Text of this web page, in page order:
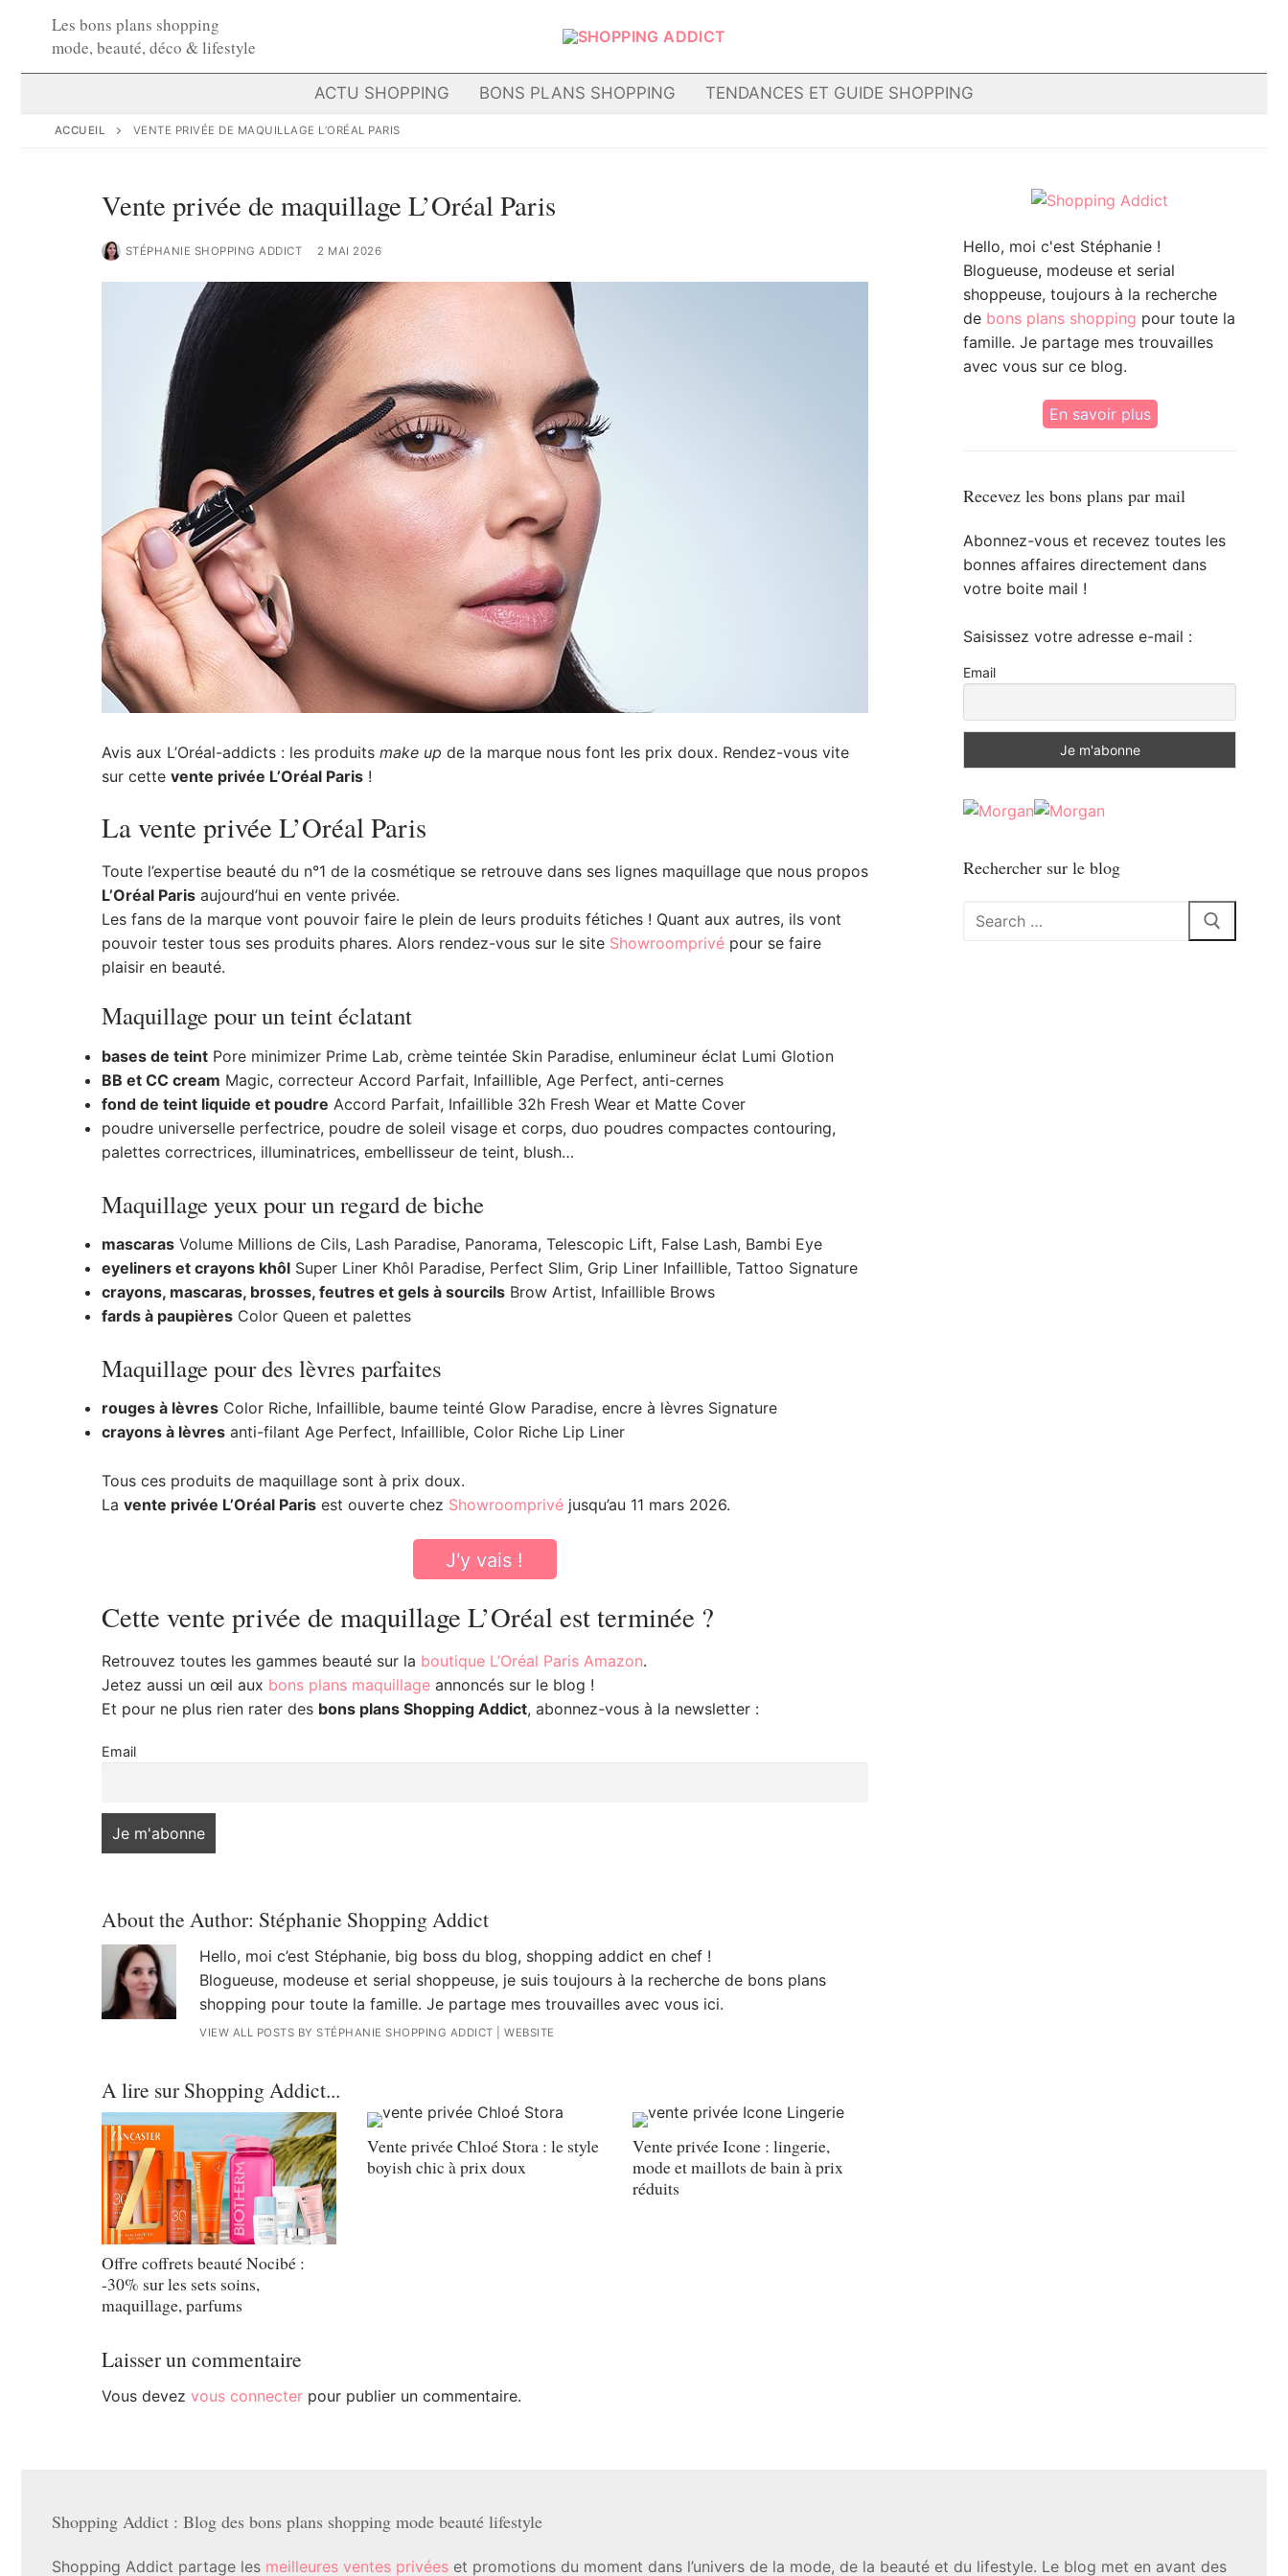
contenu
Les bons plans shopping
mode, beauté, déco & lifestyle
ACTU SHOPPING BONS PLANS SHOPPING TENDANCES ET GUIDE SHOPPING
ACCUEIL VENTE PRIVÉE DE MAQUILLAGE L’ORÉAL PARIS
Vente privée de maquillage L’Oréal Paris
STÉPHANIE SHOPPING ADDICT 2 MAI 2026
Avis aux L’Oréal-addicts : les produits make up de la marque nous font les prix doux. Rendez-vous vite
sur cette vente privée L’Oréal Paris!
La vente privée L’Oréal Paris
Toute l’expertise beauté du n°1 de la cosmétique se retrouve dans ses lignes maquillage que nous propos
L’Oréal Parisaujourd’hui en vente privée.
Les fans de la marque vont pouvoir faire le plein de leurs produits fétiches ! Quant aux autres, ils vont
pouvoir tester tous ses produits phares. Alors rendez-vous sur le site Showroomprivépour se faire
plaisir en beauté.
Maquillage pour un teint éclatant
bases de teintPore minimizer Prime Lab, crème teintée Skin Paradise, enlumineur éclat Lumi Glotion
BB et CC cream Magic, correcteur Accord Parfait, Infaillible, Age Perfect, anti-cernes
fond de teint liquide et poudre Accord Parfait, Infaillible 32h Fresh Wear et Matte Cover
poudre universelle perfectrice, poudre de soleil visage et corps, duo poudres compactes contouring,
palettes correctrices, illuminatrices, embellisseur de teint, blush…
Maquillage yeux pour un regard de biche
mascarasVolume Millions de Cils, Lash Paradise, Panorama, Telescopic Lift, False Lash, Bambi Eye
eyeliners et crayons khôlSuper Liner Khôl Paradise, Perfect Slim, Grip Liner Infaillible, Tattoo Signature
crayons, mascaras, brosses, feutres et gels à sourcilsBrow Artist, Infaillible Brows
fards à paupièresColor Queen et palettes
Maquillage pour des lèvres parfaites
rouges à lèvresColor Riche, Infaillible, baume teinté Glow Paradise, encre à lèvres Signature
crayons à lèvresanti-filant Age Perfect, Infaillible, Color Riche Lip Liner
Tous ces produits de maquillage sont à prix doux.
La vente privée L’Oréal Parisest ouverte chez Showroomprivéjusqu’au 11 mars 2026.
J'y vais !
Cette vente privée de maquillage L’Oréal est terminée ?
Retrouvez toutes les gammes beauté sur la boutique L’Oréal Paris Amazon.
Jetez aussi un œil aux bons plans maquillageannoncés sur le blog !
Et pour ne plus rien rater des bons plans Shopping Addict, abonnez-vous à la newsletter :
Email
About the Author: Stéphanie Shopping Addict
Hello, moi c’est Stéphanie, big boss du blog, shopping addict en chef !
Blogueuse, modeuse et serial shoppeuse, je suis toujours à la recherche de bons plans
shopping pour toute la famille. Je partage mes trouvailles avec vous ici.
VIEW ALL POSTS BY STÉPHANIE SHOPPING ADDICT |WEBSITE
A lire sur Shopping Addict...
Offre coffrets beauté Nocibé :
-30% sur les sets soins,
maquillage, parfums
Vente privée Chloé Stora : le style
boyish chic à prix doux
Vente privée Icone : lingerie,
mode et maillots de bain à prix
réduits
Laisser un commentaire
Vous devez vous connecterpour publier un commentaire.
Hello, moi c'est Stéphanie !
Blogueuse, modeuse et serial
shoppeuse, toujours à la recherche
de bons plans shopping pour toute la
famille. Je partage mes trouvailles
avec vous sur ce blog.
En savoir plus
Recevez les bons plans par mail
Abonnez-vous et recevez toutes les
bonnes affaires directement dans
votre boite mail !
Saisissez votre adresse e-mail :
Email
Rechercher sur le blog
Rechercher
Shopping Addict : Blog des bons plans shopping mode beauté lifestyle
Shopping Addict partage les meilleures ventes privées et promotions du moment dans l’univers de la mode, de la beauté et du lifestyle. Le blog met en avant des